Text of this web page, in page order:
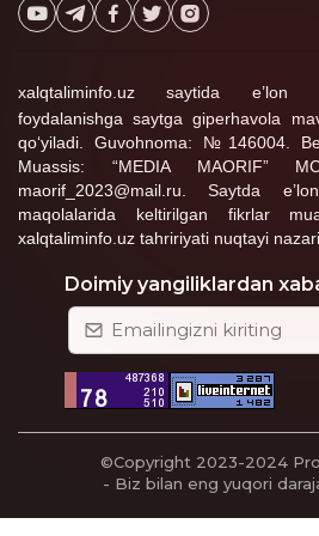
xalqtaliminfo.uz saytida e’lon
foydalanishga saytga giperhavola
qo‘yiladi. Guvohnoma: №146004.
Muassis: “MEDIA MAORIF”
maorif_2023@mail.ru. Saytda
maqolalarida keltirilgan fikrlar
xalqtaliminfo.uz tahririyati nuqtayi
Doimiy yangiliklardan
©Copyright 2023-2024
- Biz bilan eng yuqori